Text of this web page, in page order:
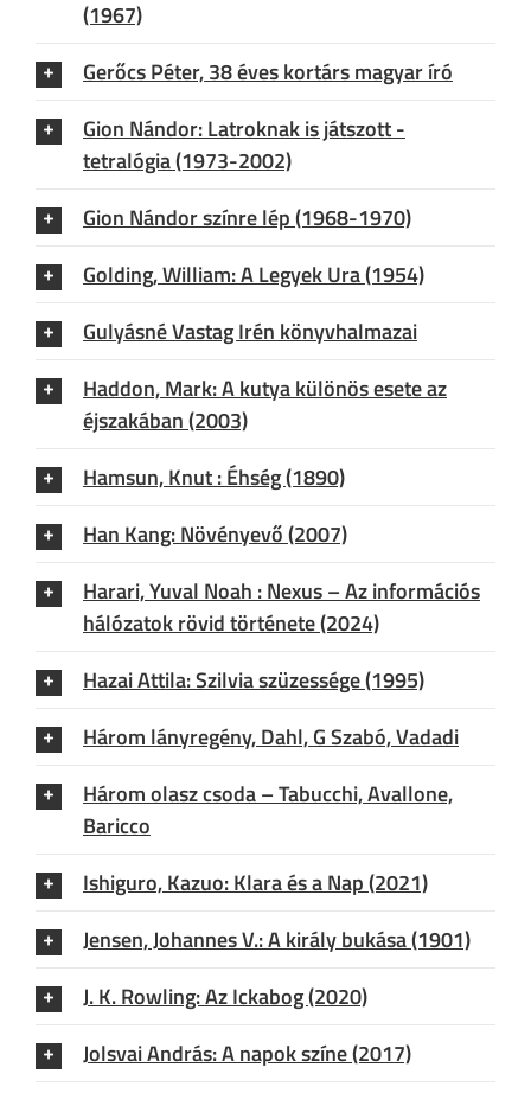
(1967)
Gerőcs Péter, 38 éves kortárs magyar író
Gion Nándor: Latroknak is játszott -
tetralógia (1973-2002)
Gion Nándor színre lép (1968-1970)
Golding, William: A Legyek Ura (1954)
Gulyásné Vastag Irén könyvhalmazai
Haddon, Mark: A kutya különös esete az
éjszakában (2003)
Hamsun, Knut : Éhség (1890)
Han Kang: Növényevő (2007)
Harari, Yuval Noah : Nexus – Az információs
hálózatok rövid története (2024)
Hazai Attila: Szilvia szüzessége (1995)
Három lányregény, Dahl, G Szabó, Vadadi
Három olasz csoda – Tabucchi, Avallone,
Baricco
Ishiguro, Kazuo: Klara és a Nap (2021)
Jensen, Johannes V.: A király bukása (1901)
J. K. Rowling: Az Ickabog (2020)
Jolsvai András: A napok színe (2017)